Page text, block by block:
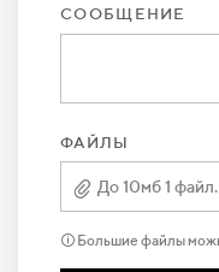
СООБЩЕНИЕ
ФАЙЛЫ
До 10мб 1
🛈 Большие файлы